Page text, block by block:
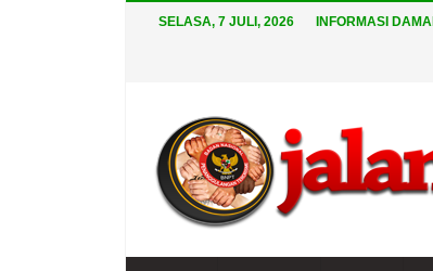
SELASA, 7 JULI, 2026 INFORMASI DAMAI